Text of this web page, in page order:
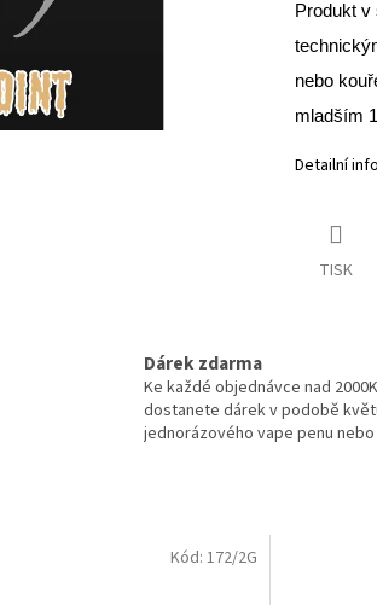
Produkt
nebo
mladším
Detailní
TISK
Dárek zdarma
Ke každé objednávce nad
dostanete dárek v podobě
jednorázového vape penu nebo
Kód: 172/2G